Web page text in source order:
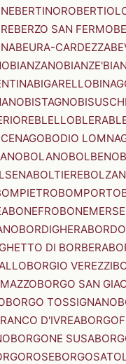
BERTINORO
BERZO SAN FERMO
BEURA-CARDEZZA
BIANZANOBIANZE'
BIGARELLO
BISTAGNO
BLELLOBLERA
BODIO
BOLANOBOLBENO
BOLTIERE
BOMPORTO
BONEFROBONEMERSE
BORDIGHERA
DI BORBERA
BORGIO VEREZZI
BORGO SAN
BORGO TOSSIGNANO
D'IVREA
BORGONE SUSA